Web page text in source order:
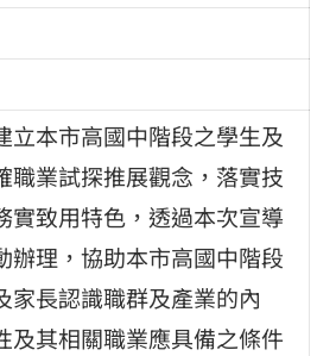
立本市高國中階段之學生及
職業試探推展觀念，落實技
實致用特色，透過本次宣導
辦理，協助本市高國中階段
家長認識職群及產業的內
及其相關職業應具備之條件